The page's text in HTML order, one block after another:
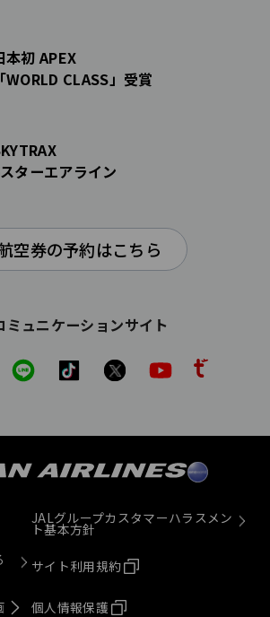
本初 APEX
「WORLD CLASS」受賞
ターエアライン
空券の予約はこちら
ミュニケーションサイト
JALグループカスタマーハラスメン
ト基本方針
サイト利用規約
個人情報保護